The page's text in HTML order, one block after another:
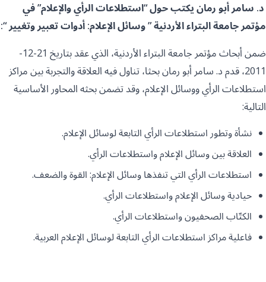
د. سامر أبو رمان يكتب حول “استطلاعات الرأي والإعلام” في
مؤتمر جامعة البتراء الأردنية ” وسائل الإعلام: أدوات تعبير وتغيير “:
ضمن أبحاث مؤتمر جامعة البتراء الأردنية، الذي عقد بتاريخ 21-12-
2011، قدم د. سامر أبو رمان بحثا، تناول فيه العلاقة والتجربة بين مراكز
استطلاعات الرأي ووسائل الإعلام، وقد تضمن بحثه المحاور الأساسية
التالية:
نشأة وتطور استطلاعات الرأي التابعة لوسائل الإعلام.
العلاقة بين وسائل الإعلام واستطلاعات الرأي.
استطلاعات الرأي التي تنفذها وسائل الإعلام: القوة والضعف.
حيادية وسائل الإعلام واستطلاعات الرأي.
الكتّاب الصحفيون واستطلاعات الرأي.
فاعلية مراكز استطلاعات الرأي التابعة لوسائل الإعلام العربية.